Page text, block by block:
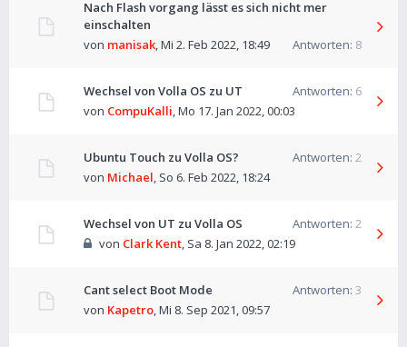
Nach Flash vorgang lässt es sich nicht mer
einschalten
Antworten: 8
von manisak,Mi 2. Feb 2022, 18:49
Wechsel von Volla OS zu UT Antworten: 6
von CompuKalli,Mo 17. Jan 2022, 00:03
Ubuntu Touch zu Volla OS? Antworten: 2
von Michael, So 6. Feb 2022, 18:24
Wechsel von UT zu Volla OS Antworten: 2
von Clark Kent, Sa 8. Jan 2022, 02:19
Cant select Boot Mode Antworten: 3
von Kapetro,Mi 8. Sep 2021, 09:57